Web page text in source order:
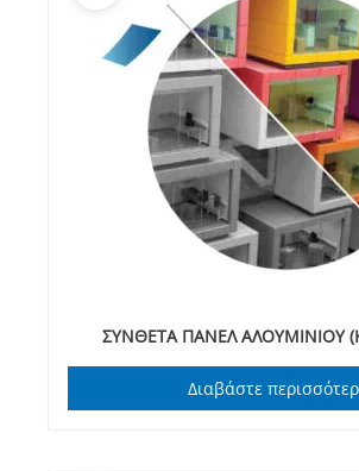
ΣΥΝΘΕΤΑ ΠΑΝΕΛ ΑΛΟΥΜΙΝΙΟΥ
Διαβάστε